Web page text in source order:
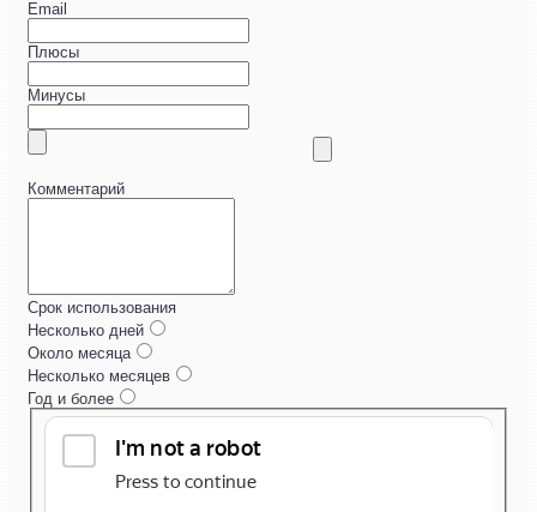
Email
Плюсы
Минусы
Комментарий
Срок использования
Несколько дней
Около месяца
Несколько месяцев
Год и более